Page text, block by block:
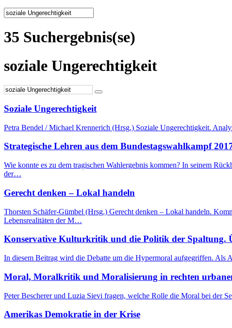
35 Suchergebnis(se)
soziale Ungerechtigkeit
Soziale Ungerechtigkeit
Petra Bendel / Michael Krennerich (Hrsg.) Soziale Ungerechtigkeit.
Strategische Lehren aus dem Bundestagswahlkampf
Wie konnte es zu dem tragischen Wahlergebnis kommen? In seinem
der…
Gerecht denken – Lokal handeln
Thorsten Schäfer-Gümbel (Hrsg.) Gerecht denken – Lokal handeln.
Lebensrealitäten der M…
Konservative Kulturkritik und die Politik der Spaltung.
In diesem Beitrag wird die Debatte um die Hypermoral aufgegriffen. Als
Moral, Moralkritik und Moralisierung in rechten
Peter Bescherer und Luzia Sievi fragen, welche Rolle die Moral bei der
Amerikas Demokratie in der Krise